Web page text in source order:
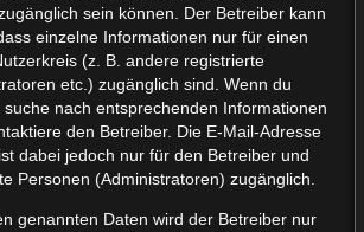
sein können. Der Betreiber kann
einzelne Informationen nur für einen
(z. B. andere registrierte
etc.) zugänglich sind. Wenn du
nach entsprechenden Informationen
den Betreiber. Die E-Mail-Adresse
dabei jedoch nur für den Betreiber und
Personen (Administratoren) zugänglich.
genannten Daten wird der Betreiber nur